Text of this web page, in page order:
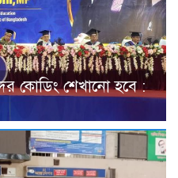
কোডিং শেখানো হবে :